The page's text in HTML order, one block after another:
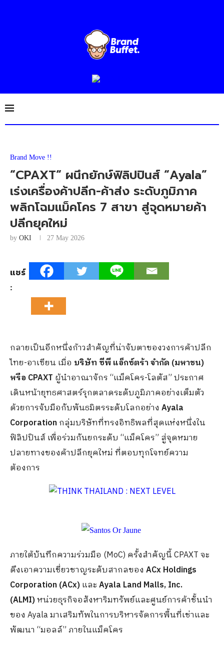
Brand Move !!
“CPAXT“ ผนึกยักษ์ฟิลิปปินส์ “Ayala”
เร่งเครื่องค้าปลีก-ค้าส่ง ระดับภูมิภาค
พลิกโฉมแม็คโคร 7 สาขา สู่จุดหมายค้า
ปลีกยุคใหม่
by OKI 27 May 2026
แชร์
:
กลายเป็นอีกหนึ่งก้าวสำคัญที่น่าจับตาของวงการค้าปลีก
ไทย-อาเซียน เมื่อ บริษัท ซีพี แอ็กซ์ตร้า จำกัด (มหาชน)
หรือ CPAXT ผู้นำอาณาจักร “แม็คโคร-โลตัส” ประกาศ
เดินหน้ายุทธศาสตร์รุกตลาดระดับภูมิภาคอย่างเต็มตัว
ด้วยการจับมือกับพันธมิตรระดับโลกอย่าง Ayala
Corporationกลุ่มบริษัทที่ทรงอิทธิพลที่สุดแห่งหนึ่งใน
ฟิลิปปินส์ เพื่อร่วมกันยกระดับ “แม็คโคร” สู่จุดหมาย
ปลายทางของค้าปลีกยุคใหม่ ที่ตอบทุกโจทย์ความ
ต้องการ
ภายใต้บันทึกความร่วมมือ (MoC) ครั้งสำคัญนี้ CPAXT จะ
ดึงเอาความเชี่ยวชาญระดับสากลของ ACx Holdings
Corporation (ACx)และAyala Land Malls, Inc.
(ALMI)หน่วยธุรกิจอสังหาริมทรัพย์และศูนย์การค้าชั้นนำ
ของ Ayala มาเสริมทัพในการบริหารจัดการพื้นที่เช่าและ
พัฒนา “มอลล์” ภายในแม็คโคร